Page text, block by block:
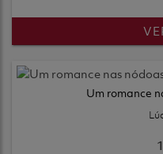
Um romance